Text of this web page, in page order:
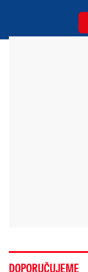
DOPORUČUJEME